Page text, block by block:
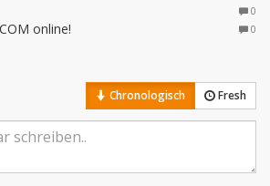
0
online! 0
Chronologisch Fresh